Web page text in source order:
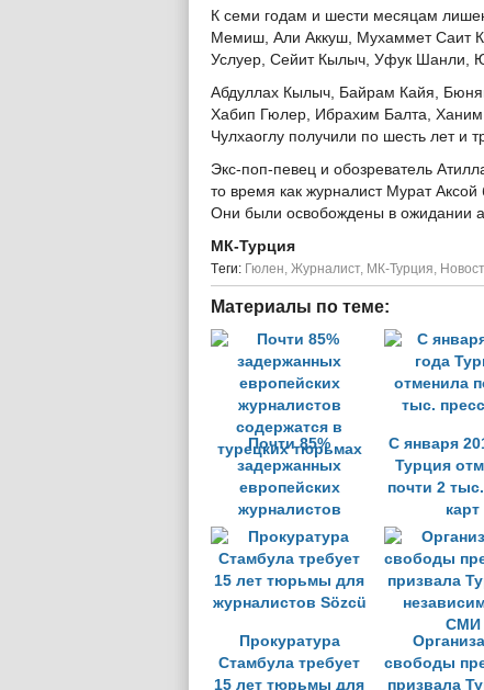
К семи годам и шести месяцам
Мемиш, Али Аккуш, Мухаммет Саит
Услуер, Сейит Кылыч, Уфук Шанли,
Абдуллах Кылыч, Байрам Кайя,
Хабип Гюлер, Ибрахим Балта,
Чулхаоглу получили по шесть лет и
Экс-поп-певец и обозреватель
то время как журналист Мурат
Они были освобождены в ожидании
МК-Турция
Tеги: Гюлен, Журналист, МК-Турция,
Материалы по теме:
Почти 85%
задержанных
европейских
журналистов
содержатся в
турецких тюрьмах
С января
Турция
почти 2
карт
Прокуратура
Стамбула требует
15 лет тюрьмы для
свободы
призвала